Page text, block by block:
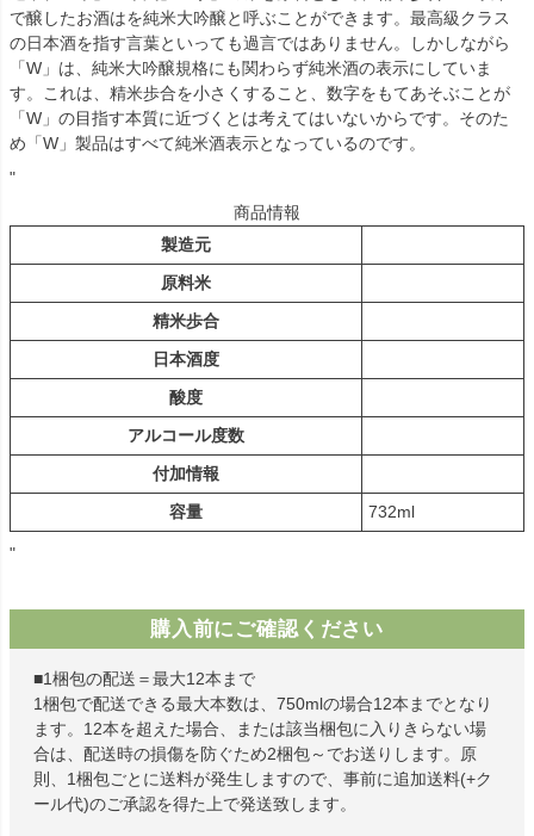
で醸したお酒はを純米大吟醸と呼ぶことができます。最高級クラス
の日本酒を指す言葉といっても過言ではありません。しかしながら
「W」は、純米大吟醸規格にも関わらず純米酒の表示にしていま
す。これは、精米歩合を小さくすること、数字をもてあそぶことが
「W」の目指す本質に近づくとは考えてはいないからです。そのた
め「W」製品はすべて純米酒表示となっているのです。
"
商品情報
製造元
原料米
精米歩合
日本酒度
酸度
アルコール度数
付加情報
容量
732ml
"
購入前にご確認ください
■1梱包の配送＝最大12本まで
1梱包で配送できる最大本数は、750mlの場合12本までとなり
ます。12本を超えた場合、または該当梱包に入りきらない場
合は、配送時の損傷を防ぐため2梱包～でお送りします。原
則、1梱包ごとに送料が発生しますので、事前に追加送料(+ク
ール代)のご承認を得た上で発送致します。